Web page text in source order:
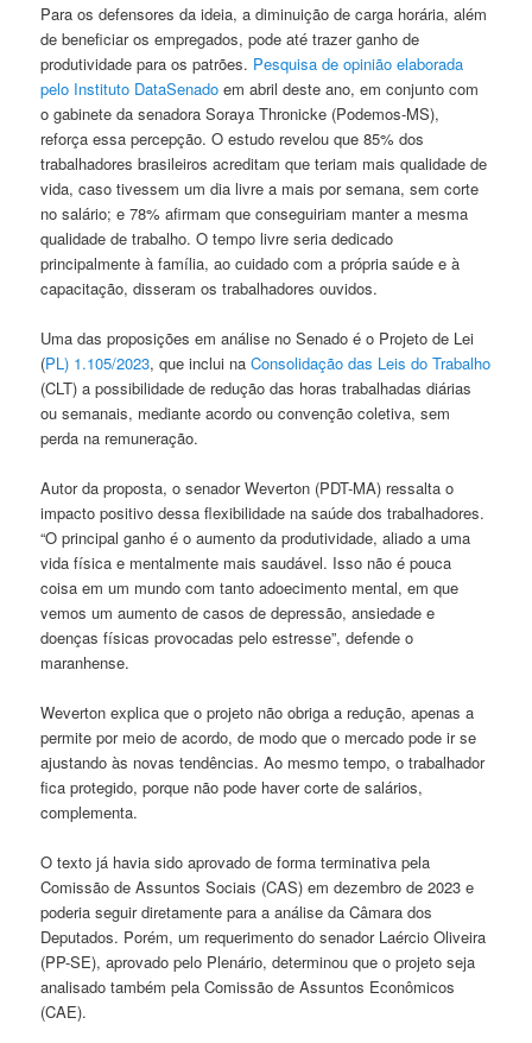
Para os defensores da ideia, a diminuição de carga horária, além
de beneficiar os empregados, pode até trazer ganho de
produtividade para os patrões. Pesquisa de opinião elaborada
pelo Instituto DataSenado em abril deste ano, em conjunto com
o gabinete da senadora Soraya Thronicke (Podemos-MS),
reforça essa percepção. O estudo revelou que 85% dos
trabalhadores brasileiros acreditam que teriam mais qualidade de
vida, caso tivessem um dia livre a mais por semana, sem corte
no salário; e 78% afirmam que conseguiriam manter a mesma
qualidade de trabalho. O tempo livre seria dedicado
principalmente à família, ao cuidado com a própria saúde e à
capacitação, disseram os trabalhadores ouvidos.
Uma das proposições em análise no Senado é o Projeto de Lei
(PL) 1.105/2023, que inclui naConsolidação das Leis do Trabalho
(CLT) a possibilidade de redução das horas trabalhadas diárias
ou semanais, mediante acordo ou convenção coletiva, sem
perda na remuneração.
Autor da proposta, o senador Weverton (PDT-MA) ressalta o
impacto positivo dessa flexibilidade na saúde dos trabalhadores.
“O principal ganho é o aumento da produtividade, aliado a uma
vida física e mentalmente mais saudável. Isso não é pouca
coisa em um mundo com tanto adoecimento mental, em que
vemos um aumento de casos de depressão, ansiedade e
doenças físicas provocadas pelo estresse”, defende o
maranhense.
Weverton explica que o projeto não obriga a redução, apenas a
permite por meio de acordo, de modo que o mercado pode ir se
ajustando às novas tendências. Ao mesmo tempo, o trabalhador
fica protegido, porque não pode haver corte de salários,
complementa.
O texto já havia sido aprovado de forma terminativa pela
Comissão de Assuntos Sociais (CAS) em dezembro de 2023 e
poderia seguir diretamente para a análise da Câmara dos
Deputados. Porém, um requerimento do senador Laércio Oliveira
(PP-SE), aprovado pelo Plenário, determinou que o projeto seja
analisado também pela Comissão de Assuntos Econômicos
(CAE).